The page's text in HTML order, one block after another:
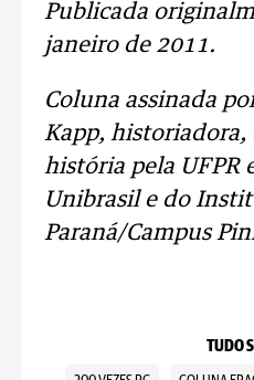
Publicada
janeiro de 2011.
Coluna assinada
Kapp, historiadora,
história pela UFPR
Unibrasil e do
Paraná/Campus
TUDO